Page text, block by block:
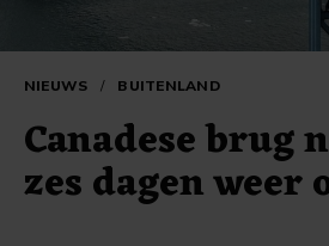
NIEUWS / BUITENLAND
Canadese brug
zes dagen weer